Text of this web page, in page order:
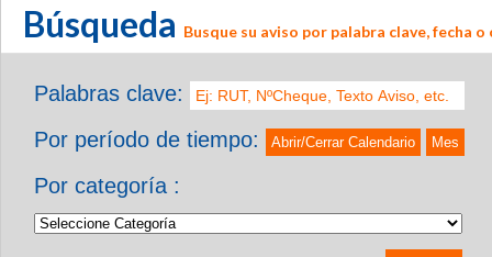
Búsqueda Busque su aviso por palabra clave, fecha
Palabras clave:
Por período de tiempo:
Abrir/Cerrar Calendario Mes
Por categoría :